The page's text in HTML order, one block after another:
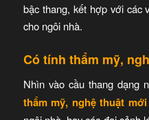
bậc thang, kết hợp với các
cho ngôi nhà.
Có tính thẩm mỹ,
Nhìn vào cầu thang dạng
thẩm mỹ, nghệ thuật